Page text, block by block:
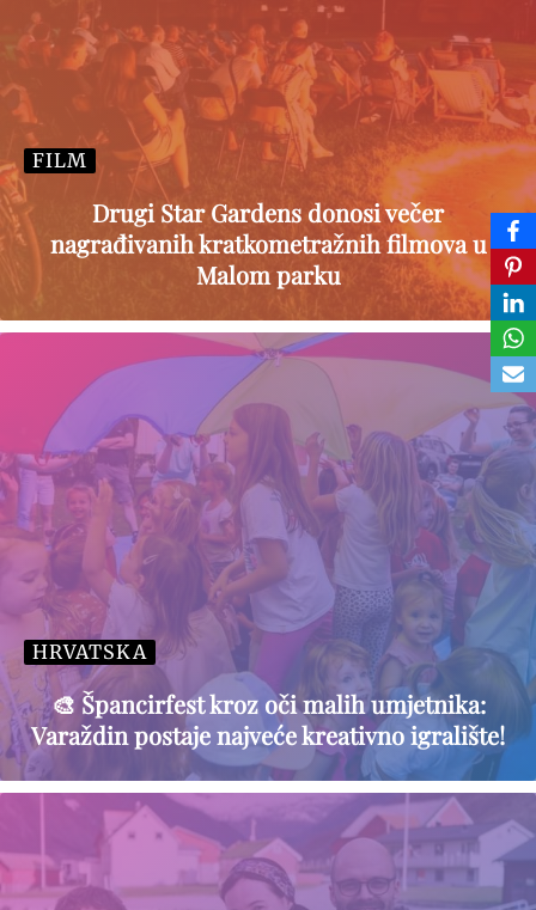
FILM
Drugi Star Gardens donosi večer
nagrađivanih kratkometražnih filmova u
Malom parku
HRVATSKA
🎨 Špancirfest kroz oči malih umjetnika:
Varaždin postaje najveće kreativno igralište!